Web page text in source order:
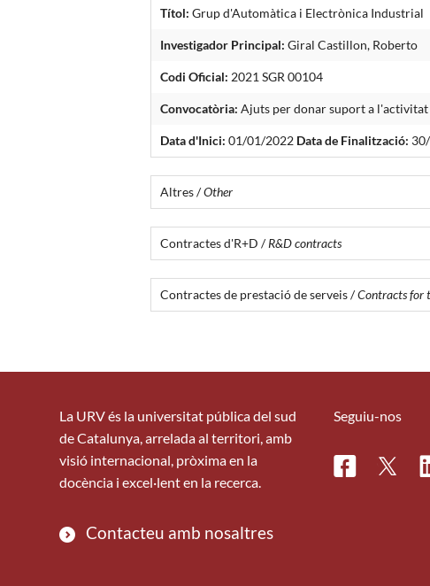
Títol: Grup d'Automàtica i Electrònica Industrial
Investigador Principal: Giral Castillon, Roberto
Codi Oficial: 2021 SGR 00104
Convocatòria: Ajuts per donar suport a l'activitat
Data d'Inici: 01/01/2022 Data de Finalització:
Altres /Other
Contractes d'R+D /R&D contracts
Contractes de prestació de serveis /Contracts for
La URV és la universitat pública del sud
de Catalunya, arrelada al territori, amb
visió internacional, pròxima en la
docència i excel·lent en la recerca.
Contacteu amb nosaltres
Seguiu-nos
FacebookTwitter